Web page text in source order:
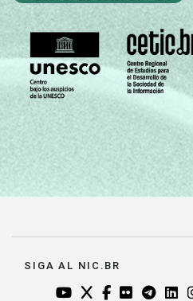
SIGA AL NIC.BR
YOUTUBE DO NIC.BR
TWITTER DO
FACEBOOK
FLICKR DO